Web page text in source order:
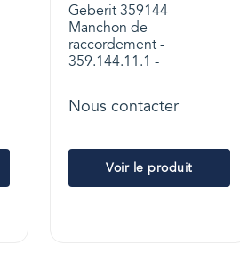
Geberit 359144 -
Manchon de
raccordement -
359.144.11.1 -
Nous contacter
Voir le produit